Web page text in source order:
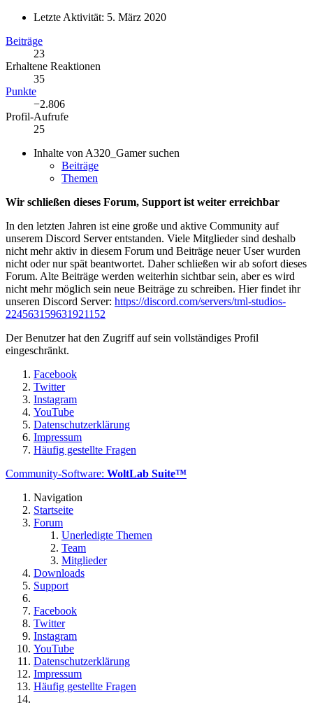
Letzte Aktivität: 5. März 2020
Beiträge
23
Erhaltene Reaktionen
35
Punkte
−2.806
Profil-Aufrufe
25
Inhalte von A320_Gamer suchen
Beiträge
Themen
Wir schließen dieses Forum, Support ist weiter erreichbar
In den letzten Jahren ist eine große und aktive Community auf
unserem Discord Server entstanden. Viele Mitglieder sind deshalb
nicht mehr aktiv in diesem Forum und Beiträge neuer User wurden
nicht oder nur spät beantwortet. Daher schließen wir ab sofort dieses
Forum. Alte Beiträge werden weiterhin sichtbar sein, aber es wird
nicht mehr möglich sein neue Beiträge zu schreiben. Hier findet ihr
unseren Discord Server: https://discord.com/servers/tml-studios-
224563159631921152
Der Benutzer hat den Zugriff auf sein vollständiges Profil
eingeschränkt.
Facebook
Twitter
Instagram
YouTube
Datenschutzerklärung
Impressum
Häufig gestellte Fragen
Community-Software: WoltLab Suite™
Navigation
Startseite
Forum
Unerledigte Themen
Team
Mitglieder
Downloads
Support
Facebook
Twitter
Instagram
YouTube
Datenschutzerklärung
Impressum
Häufig gestellte Fragen